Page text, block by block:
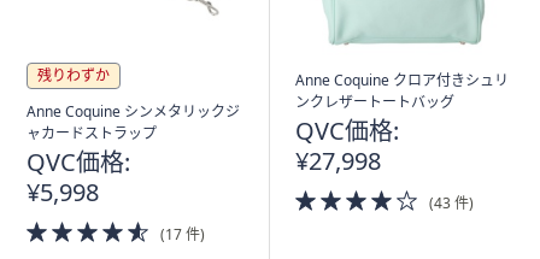
残りわずか
Anne Coquine シンメタリックジ
ャカードストラップ
QVC価格:
¥5,998
4.5
of
(17 件)
Anne Coquine クロア付きシュリ
ンクレザートートバッグ
QVC価格:
¥27,998
4.0
of
(43 件)